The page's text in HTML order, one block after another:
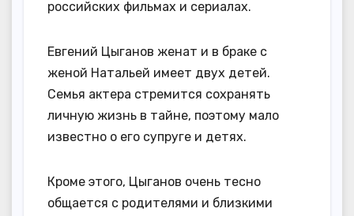
российских фильмах и сериалах.
Евгений Цыганов женат и в браке с
женой Натальей имеет двух детей.
Семья актера стремится сохранять
личную жизнь в тайне, поэтому мало
известно о его супруге и детях.
Кроме этого, Цыганов очень тесно
общается с родителями и близкими